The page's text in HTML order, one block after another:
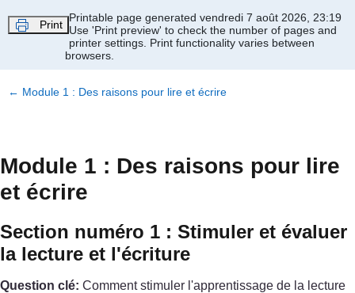
Print
Printable page generated vendredi 7 août 2026, 23:19
Use 'Print preview' to check the number of pages and
printer settings. Print functionality varies between
browsers.
← Module 1 : Des raisons pour lire et écrire
Module 1 : Des raisons pour lire
et écrire
Section numéro 1 : Stimuler et évaluer
la lecture et l'écriture
Question clé: Comment stimuler l'apprentissage de la lecture